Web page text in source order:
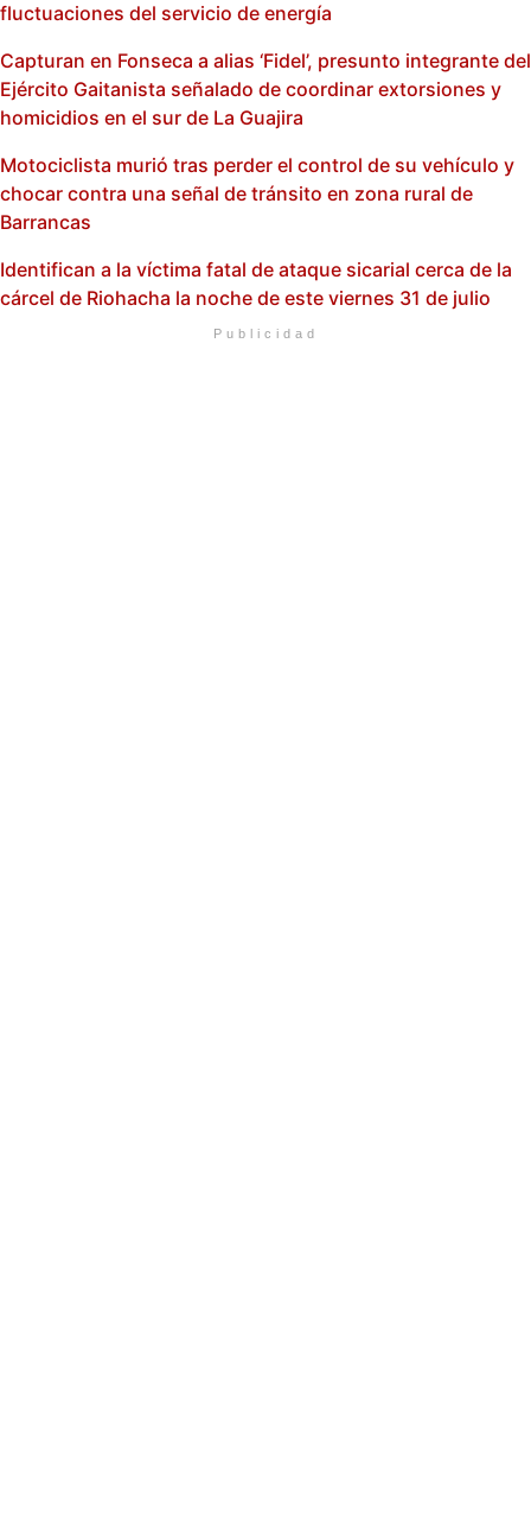
fluctuaciones del servicio de energía
Capturan en Fonseca a alias ‘Fidel’, presunto integrante del
Ejército Gaitanista señalado de coordinar extorsiones y
homicidios en el sur de La Guajira
Motociclista murió tras perder el control de su vehículo y
chocar contra una señal de tránsito en zona rural de
Barrancas
Identifican a la víctima fatal de ataque sicarial cerca de la
cárcel de Riohacha la noche de este viernes 31 de julio
Publicidad